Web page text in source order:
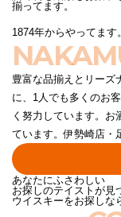
揃ってます。
1874年からやってます
豊富な品揃えとリーズ
に、1人でも多くのお
く努力しています。お
ています。伊勢崎店・
あなたにふさわしい
お探しのテイストが見
ウイスキーをお探しな